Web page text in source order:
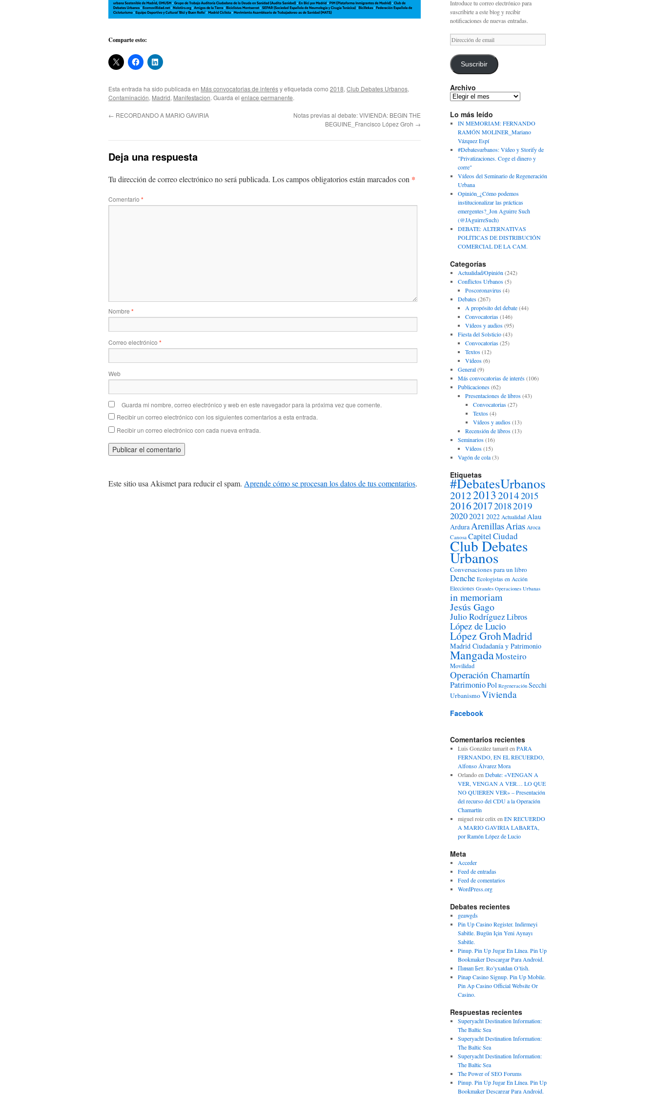
Comparte esto:
Esta entrada ha sido publicada en Más convocatorias de interésy etiquetada como 2018, Club Debates Urbanos,
Contaminación, Madrid, Manifestacion. Guarda el enlace permanente.
← RECORDANDO A MARIO GAVIRIA
Notas previas al debate: VIVIENDA: BEGIN THE
BEGUINE_Francisco López Groh →
Deja una respuesta
Tu dirección de correo electrónico no será publicada. Los campos obligatorios están marcados con *
Comentario *
Nombre *
Correo electrónico *
Web
Guarda mi nombre, correo electrónico y web en este navegador para la próxima vez que comente.
Recibir un correo electrónico con los siguientes comentarios a esta entrada.
Recibir un correo electrónico con cada nueva entrada.
Este sitio usa Akismet para reducir el spam. Aprende cómo se procesan los datos de tus comentarios.
Introduce tu correo electrónico para
suscribirte a este blog y recibir
notificaciones de nuevas entradas.
Dirección
de
email
Suscribir
Archivo
Archivo
Lo más leído
IN MEMORIAM: FERNANDO
RAMÓN MOLINER_Mariano
Vázquez Espí
#Debatesurbanos: Vídeo y Storify de
"Privatizaciones. Coge el dinero y
corre"
Vídeos del Seminario de Regeneración
Urbana
Opinión_¿Cómo podemos
institucionalizar las prácticas
emergentes?_Jon Aguirre Such
(@JAguirreSuch)
DEBATE: ALTERNATIVAS
POLÍTICAS DE DISTRIBUCIÓN
COMERCIAL DE LA CAM.
Categorías
Actualidad/Opinión (242)
Conflictos Urbanos(5)
Poscoronavirus(4)
Debates(267)
A propósito del debate(44)
Convocatorias(146)
Vídeos y audios(95)
Fiesta del Solsticio(43)
Convocatorias(25)
Textos(12)
Vídeos(6)
General(9)
Más convocatorias de interés(106)
Publicaciones(62)
Presentaciones de libros(43)
Convocatorias(27)
Textos(4)
Vídeos y audios(13)
Recensión de libros(13)
Seminarios(16)
Vídeos(15)
Vagón de cola(3)
Etiquetas
#DebatesUrbanos
2012201320142015
2016201720182019
20202021 2022 Actualidad Alau
ArduraArenillasArias Aroca
Canosa CapitelCiudad
Club Debates
Urbanos
Conversaciones para un libro
Denche Ecologistas en Acción
Elecciones Grandes Operaciones Urbanas
in memoriam
Jesús Gago
Julio RodríguezLibros
López de Lucio
López GrohMadrid
Madrid Ciudadanía y Patrimonio
MangadaMosteiro
Movilidad
Operación Chamartín
PatrimonioPol Regeneración Secchi
UrbanismoVivienda
Facebook
Comentarios recientes
Luis González tamariten PARA
FERNANDO, EN EL RECUERDO,
Alfonso Álvarez Mora
Orlandoen Debate: «VENGAN A
VER, VENGAN A VER… LO QUE
NO QUIEREN VER» – Presentación
del recurso del CDU a la Operación
Chamartín
miguel roiz celix en EN RECUERDO
A MARIO GAVIRIA LABARTA,
por Ramón López de Lucio
Meta
Acceder
Feed de entradas
Feed de comentarios
WordPress.org
Debates recientes
geawgds
Pin Up Casino Register. Indirmeyi
Sabitle. Bugün Için Yeni Aynayı
Sabitle.
Pinup. Pin Up Jugar En Línea. Pin Up
Bookmaker Descargar Para Android.
Пинап Бет. Ro’yxatdan O’tish.
Pinap Casino Signup. Pin Up Mobile.
Pin Ap Casino Official Website Or
Casino.
Respuestas recientes
Superyacht Destination Information:
The Baltic Sea
Superyacht Destination Information:
The Baltic Sea
Superyacht Destination Information:
The Baltic Sea
The Power of SEO Forums
Pinup. Pin Up Jugar En Línea. Pin Up
Bookmaker Descargar Para Android.